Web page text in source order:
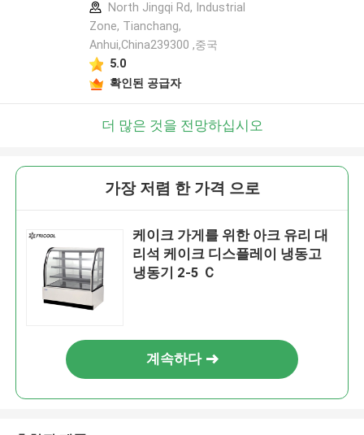
North Jingqi Rd, Industrial
Zone, Tianchang,
Anhui,China239300 ,중국
5.0
확인된 공급자
더 많은 것을 전망하십시오
가장 저렴 한 가격 으로
케이크 가게를 위한 아크 유리 대
리석 케이크 디스플레이 냉동고
냉동기 2-5 Ｃ
계속하다